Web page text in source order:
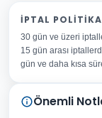
Adınız Soyadınız
E-posta
Konu
Sorunuz
İPTAL
30 gün ve üzeri
15 gün arası
gün ve daha kısa
Önemli